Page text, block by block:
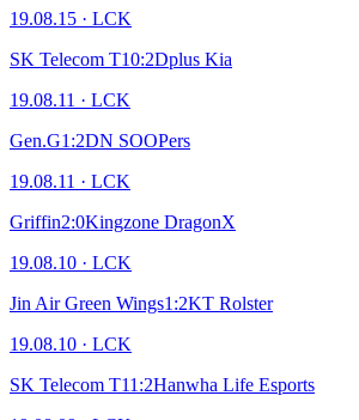
19.08.15 · LCK
SK Telecom T10:2Dplus Kia
19.08.11 · LCK
Gen.G1 :2DN SOOPers
19.08.11 · LCK
Griffin2:0Kingzone DragonX
19.08.10 · LCK
Jin Air Green Wings1 :2KT Rolster
19.08.10 · LCK
SK Telecom T11 :2Hanwha Life Esports